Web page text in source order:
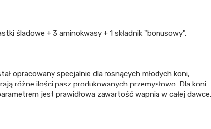
śladowe + 3 aminokwasy + 1 składnik "bonusowy".
opracowany specjalnie dla rosnących młodych koni,
różne ilości pasz produkowanych przemysłowo. Dla koni
jest prawidłowa zawartość wapnia w całej dawce.